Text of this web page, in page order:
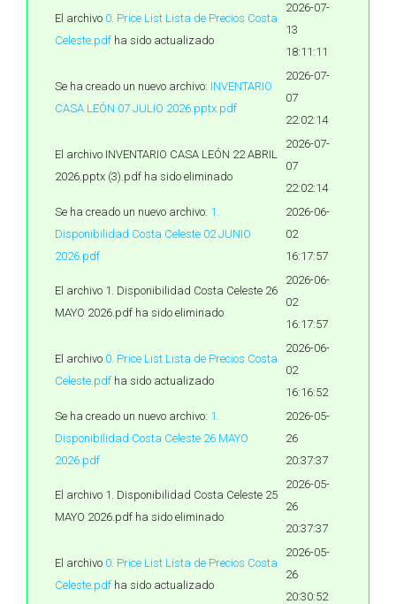
El archivo 0. Price List Lista de Precios Costa
Celeste.pdf ha sido actualizado
2026-07-
13
18:11:11
Se ha creado un nuevo archivo: INVENTARIO
CASA LEÓN 07 JULIO 2026.pptx.pdf
2026-07-
07
22:02:14
El archivo INVENTARIO CASA LEÓN 22 ABRIL
2026.pptx (3).pdf ha sido eliminado
2026-07-
07
22:02:14
Se ha creado un nuevo archivo: 1.
Disponibilidad Costa Celeste 02 JUNIO
2026.pdf
2026-06-
02
16:17:57
El archivo 1. Disponibilidad Costa Celeste 26
MAYO 2026.pdf ha sido eliminado
2026-06-
02
16:17:57
El archivo 0. Price List Lista de Precios Costa
Celeste.pdf ha sido actualizado
2026-06-
02
16:16:52
Se ha creado un nuevo archivo: 1.
Disponibilidad Costa Celeste 26 MAYO
2026.pdf
2026-05-
26
20:37:37
El archivo 1. Disponibilidad Costa Celeste 25
MAYO 2026.pdf ha sido eliminado
2026-05-
26
20:37:37
El archivo 0. Price List Lista de Precios Costa
Celeste.pdf ha sido actualizado
2026-05-
26
20:30:52